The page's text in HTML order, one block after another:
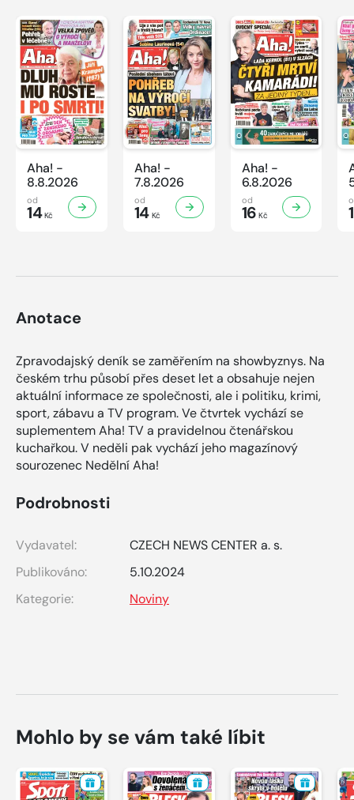
Aha! -
8.8.2026
od
14Kč
Aha! -
7.8.2026
od
14Kč
Aha! -
6.8.2026
od
16 Kč
Anotace
Zpravodajský deník se zaměřením na showbyznys. Na
českém trhu působí přes deset let a obsahuje nejen
aktuální informace ze společnosti, ale i politiku, krimi,
sport, zábavu a TV program. Ve čtvrtek vychází se
suplementem Aha! TV a pravidelnou čtenářskou
kuchařkou. V neděli pak vychází jeho magazínový
sourozenec Nedělní Aha!
Podrobnosti
Vydavatel:
CZECH NEWS CENTER a. s.
Publikováno:
5.10.2024
Kategorie:
Noviny
Mohlo by se vám také líbit